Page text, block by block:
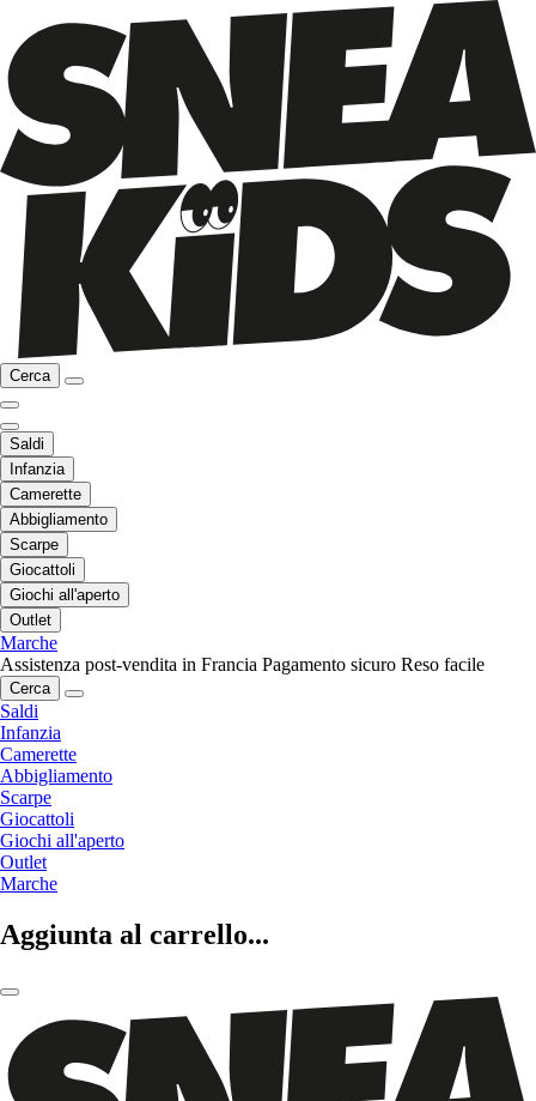
Cerca
Saldi
Infanzia
Camerette
Abbigliamento
Scarpe
Giocattoli
Giochi all'aperto
Outlet
Marche
Assistenza post-vendita in Francia Pagamento sicuro Reso facile
Cerca
Saldi
Infanzia
Camerette
Abbigliamento
Scarpe
Giocattoli
Giochi all'aperto
Outlet
Marche
Aggiunta al carrello...